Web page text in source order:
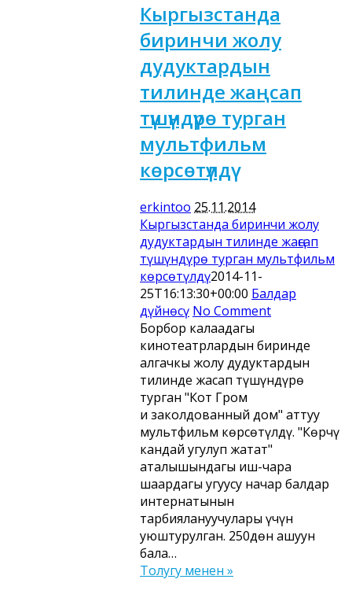
Кыргызстанда
биринчи жолу
дудуктардын
тилинде жаңсап
түшүндүрө турган
мультфильм
көрсөтүлдү
erkintoo 25.11.2014
Кыргызстанда биринчи жолу
дудуктардын тилинде жаңсап
түшүндүрө турган мультфильм
көрсөтүлдү2014-11-
25T16:13:30+00:00 Балдар
дүйнөсү No Comment
Борбор калаадагы
кинотеатрлардын биринде
алгачкы жолу дудуктардын
тилинде жаңсап түшүндүрө
турган "Кот Гром
и заколдованный дом" аттуу
мультфильм көрсөтүлдү. "Көрчү
кандай угулуп жатат"
аталышындагы иш-чара
шаардагы угуусу начар балдар
интернатынын
тарбиялануучулары үчүн
уюштурулган. 250дөн ашуун
бала…
Толугу менен »